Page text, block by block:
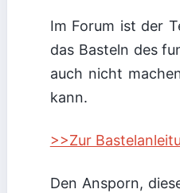
Im Forum ist der
das Basteln des
auch nicht
kann.
>>Zur
Den Ansporn,